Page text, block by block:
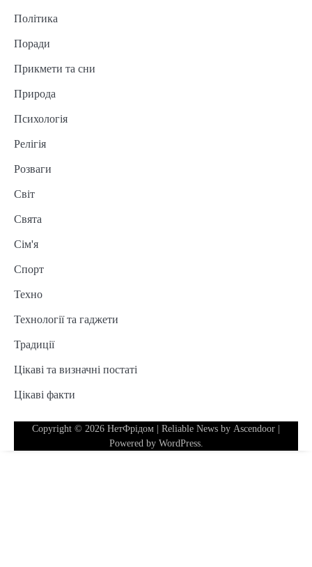
Політика
Поради
Прикмети та сни
Природа
Психологія
Релігія
Розваги
Світ
Свята
Сім'я
Спорт
Техно
Технології та гаджети
Традиції
Цікаві та визначні постаті
Цікаві факти
Copyright © 2026 НетФрідом | Reliable News by Ascendoor
Powered by WordPress.